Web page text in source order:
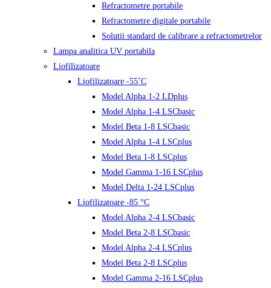
Refractometre portabile
Refractometre digitale portabile
Solutii standard de calibrare a refractometrelor
Lampa analitica UV portabila
Liofilizatoare
Liofilizatoare -55˚C
Model Alpha 1-2 LDplus
Model Alpha 1-4 LSCbasic
Model Beta 1-8 LSCbasic
Model Alpha 1-4 LSCplus
Model Beta 1-8 LSCplus
Model Gamma 1-16 LSCplus
Model Delta 1-24 LSCplus
Liofilizatoare -85 °C
Model Alpha 2-4 LSCbasic
Model Beta 2-8 LSCbasic
Model Alpha 2-4 LSCplus
Model Beta 2-8 LSCplus
Model Gamma 2-16 LSCplus